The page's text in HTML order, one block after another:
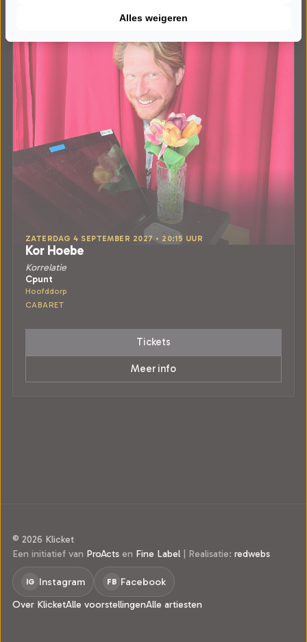
ZATERDAG 4 SEPTEMBER 2027 • 20:15 UUR
Kor Hoebe
Korrelatie
Cpunt
Hoofddorp
CABARET
Tickets
Meer info
© 2026 Klicket
Een initiatief van ProActs en Fine Label | Realisatie: redwebs
IG Instagram FB Facebook
Over KlicketAlle voorstellingenAlle artiesten
Alles weigeren